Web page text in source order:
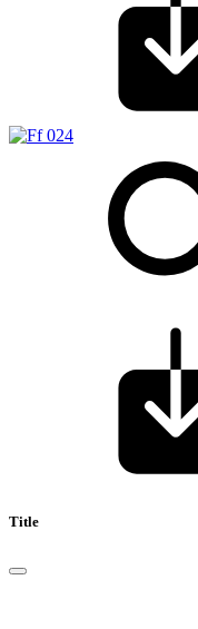
Title